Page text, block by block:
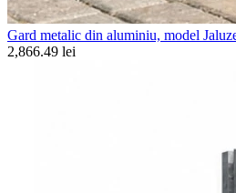
Gard metalic din aluminiu, model
2,866.49 lei